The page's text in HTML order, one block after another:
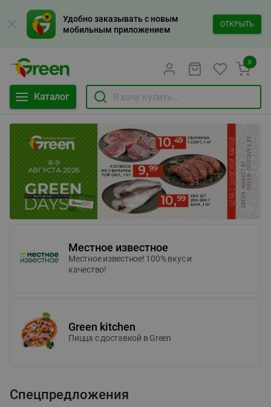
Удобно заказывать с новым
мобильным приложением
ОТКРЫТЬ
Каталог
0
Местное известное
Местное известное! 100% вкус и
качество!
Green kitchen
Пицца c доставкой в Green
Спецпредложения